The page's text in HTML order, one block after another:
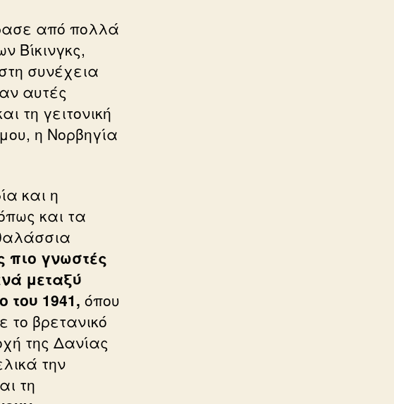
από πολλά
Βίκινγκς,
συνέχεια
αυτές
τη γειτονική
η Νορβηγία
και η
και τα
πιο γνωστές
μεταξύ
του 1941, όπου
το βρετανικό
της Δανίας
την
τη